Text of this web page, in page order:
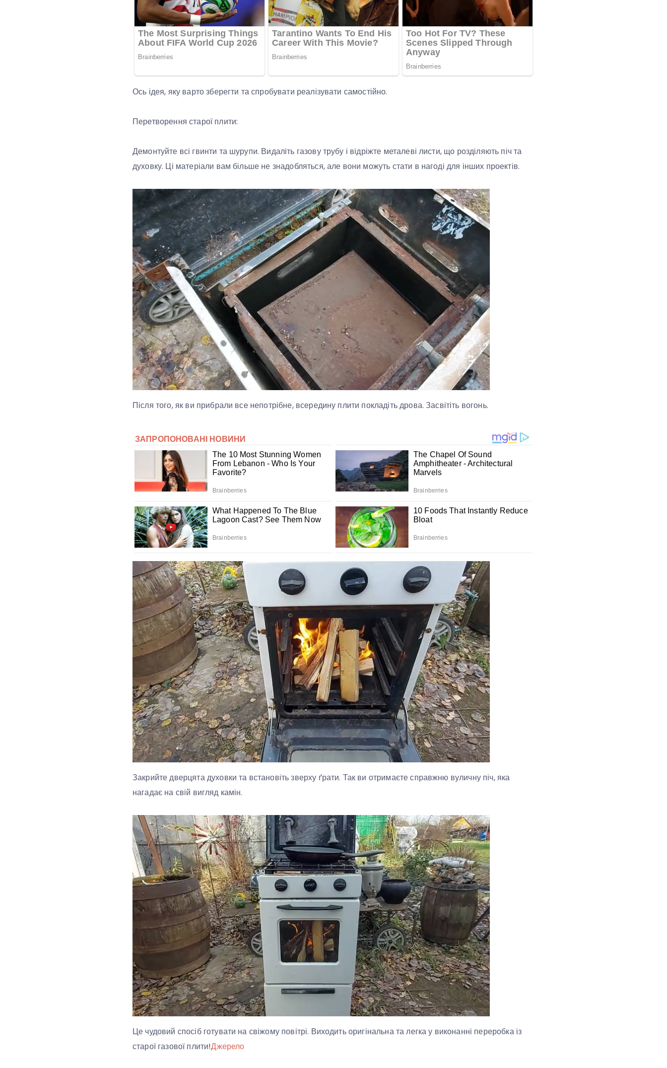
Ось ідея, яку варто зберегти та спробувати реалізувати самостійно.
Перетворення старої плити:
Демонтуйте всі гвинти та шурупи. Видаліть газову трубу і відріжте металеві листи, що розділяють піч та
духовку. Ці матеріали вам більше не знадобляться, але вони можуть стати в нагоді для інших проектів.
Після того, як ви прибрали все непотрібне, всередину плити покладіть дрова. Засвітіть вогонь.
Закрийте дверцята духовки та встановіть зверху ґрати. Так ви отримаєте справжню вуличну піч, яка
нагадає на свій вигляд камін.
Це чудовий спосіб готувати на свіжому повітрі. Виходить оригінальна та легка у виконанні переробка із
старої газової плити!Джерело